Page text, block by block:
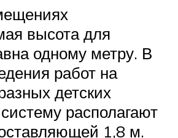
высота для
одному метру. В
работ на
детских
располагают
1,8 м.